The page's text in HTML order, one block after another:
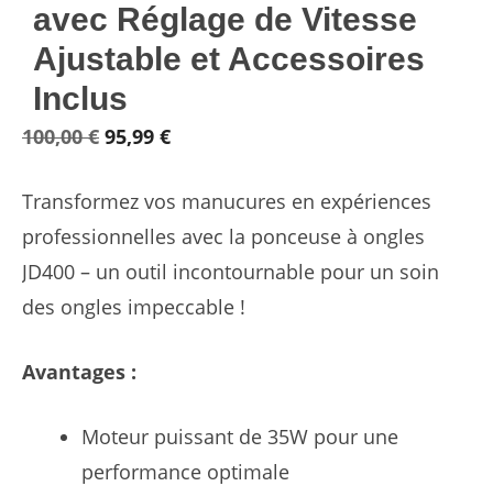
avec Réglage de Vitesse
Ajustable et Accessoires
Inclus
100,00€ Le
initial
était :
100,00 €.
95,99 €Le
actuel
est :
95,99 €.
Transformez vos manucures en expériences
professionnelles avec la ponceuse à ongles
JD400 – un outil incontournable pour un soin
des ongles impeccable !
Avantages :
Moteur puissant de 35W pour une
performance optimale